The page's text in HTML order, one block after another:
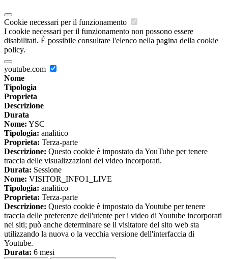
Cookie necessari per il funzionamento
I cookie necessari per il funzionamento non possono essere
disabilitati. È possibile consultare l'elenco nella pagina della cookie
policy.
youtube.com
Nome
Tipologia
Proprieta
Descrizione
Durata
Nome: YSC
Tipologia: analitico
Proprieta: Terza-parte
Descrizione: Questo cookie è impostato da YouTube per tenere
traccia delle visualizzazioni dei video incorporati.
Durata: Sessione
Nome: VISITOR_INFO1_LIVE
Tipologia: analitico
Proprieta: Terza-parte
Descrizione: Questo cookie è impostato da Youtube per tenere
traccia delle preferenze dell'utente per i video di Youtube incorporati
nei siti; può anche determinare se il visitatore del sito web sta
utilizzando la nuova o la vecchia versione dell'interfaccia di
Youtube.
Durata: 6 mesi